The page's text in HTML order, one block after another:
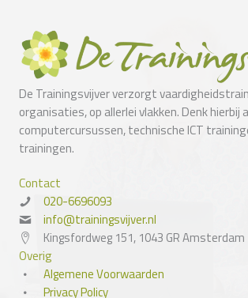
De Trainingsvijver verzorgt
organisaties, op allerlei vlakken. Denk hierbij
computercursussen, technische ICT
trainingen.
Contact
020-6696093
info@trainingsvijver.nl
Kingsfordweg 151, 1043 GR Amsterdam
Overig
Algemene Voorwaarden
Privacy Policy